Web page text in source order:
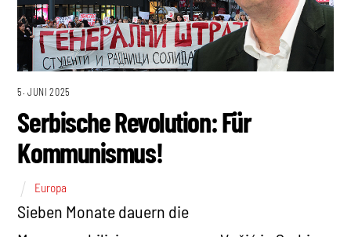
5. JUNI 2025
Serbische Revolution: Für
Kommunismus!
Europa
Sieben Monate dauern die